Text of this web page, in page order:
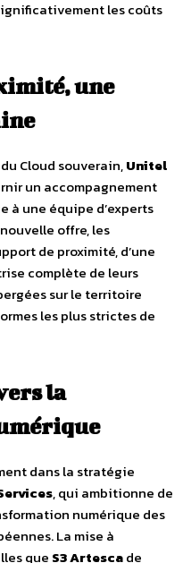
les coûts
une
Cloud souverain,Unitel
un accompagnement
à une équipe d’experts
offre, les
de proximité, d’une
complète de leurs
sur le territoire
les plus strictes de
la
dans la stratégie
, qui ambitionne de
numérique des
La mise à
que S3 Artescade